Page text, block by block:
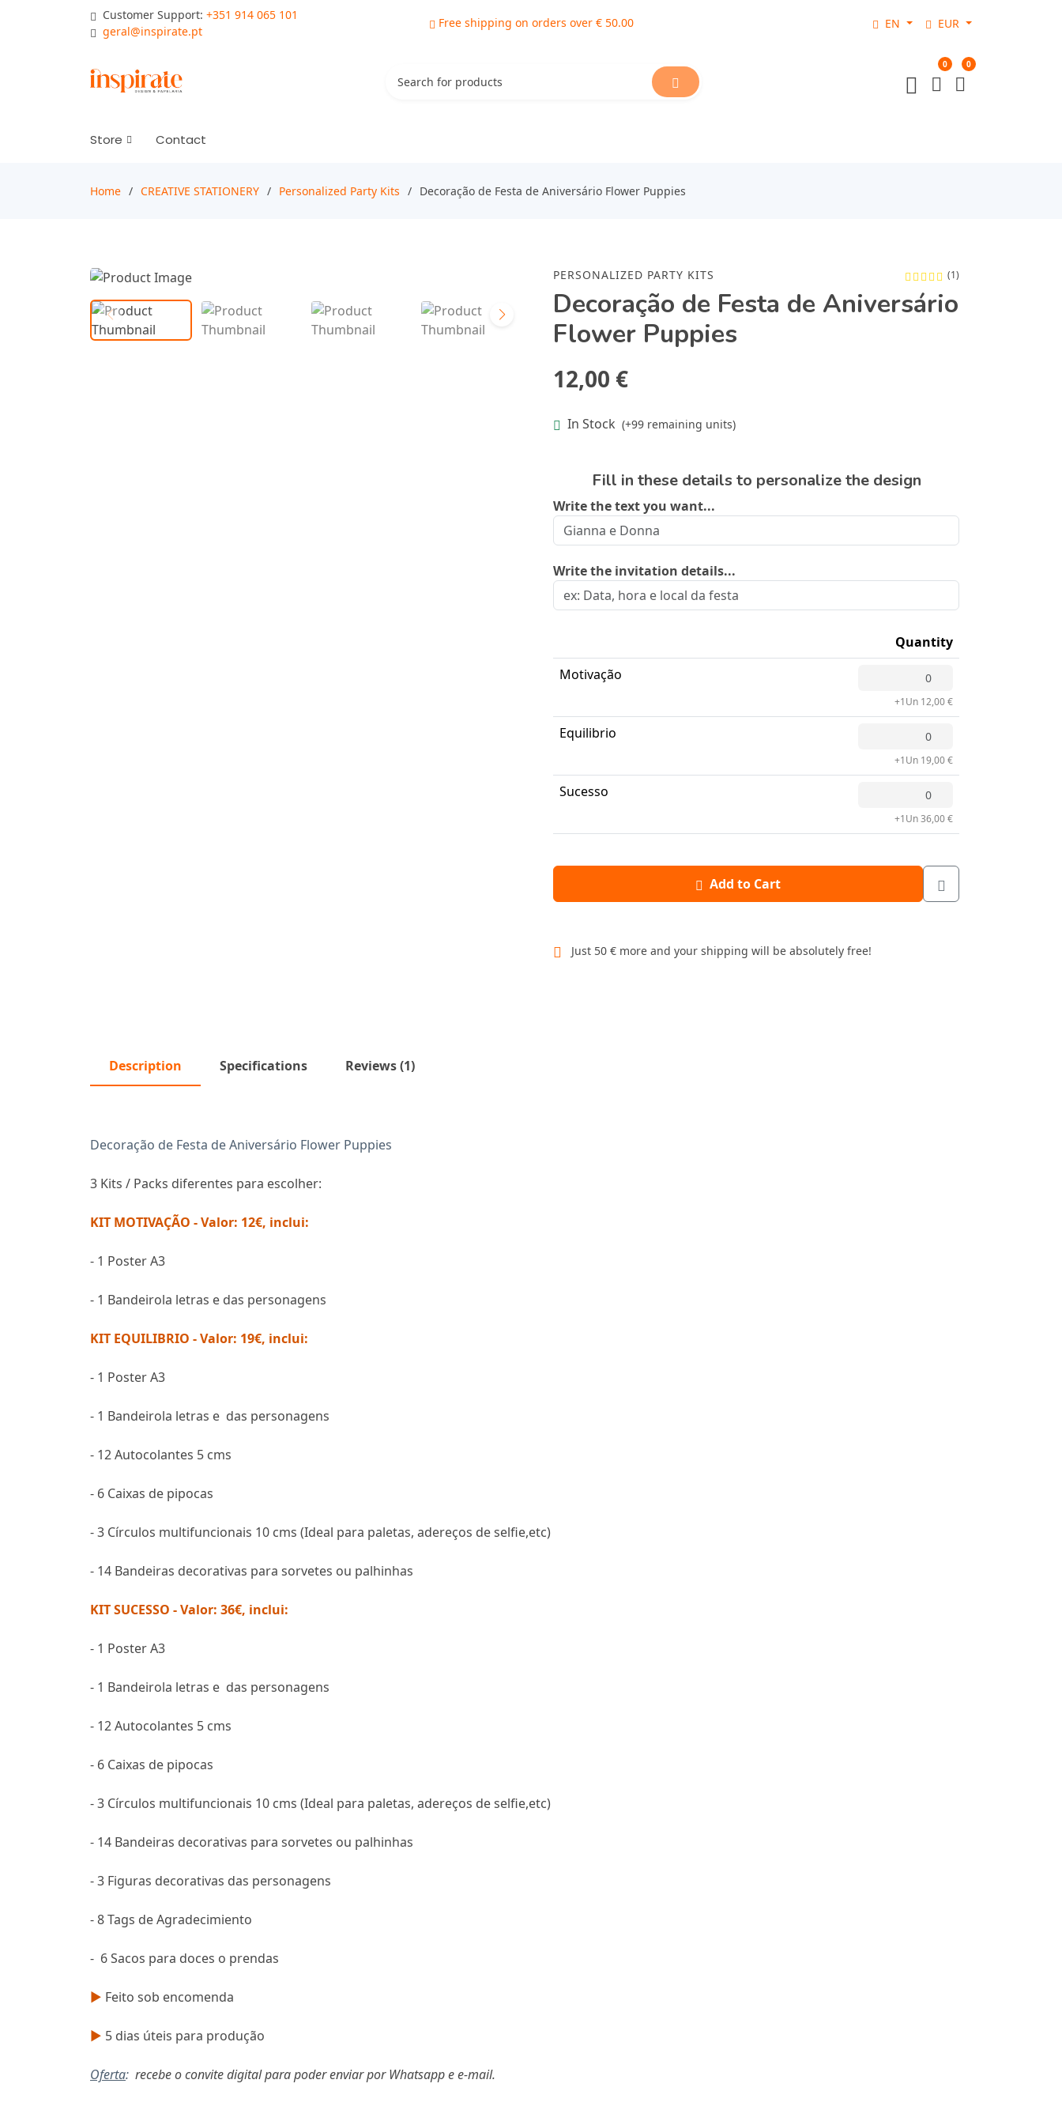
Customer Support: +351 914 065 101
geral@inspirate.pt
EN
EUR
0 0
Store Contact
Home CREATIVE STATIONERY Personalized Party Kits Decoração de Festa de Aniversário Flower Puppies
PERSONALIZED PARTY KITS (1)
Decoração de Festa de Aniversário
Flower Puppies
12,00 €
In Stock (+99 remaining units)
Fill in these details to personalize the design
Write the text you want...
Write the invitation details...
Quantity
Motivação
+1Un 12,00 €
Equilibrio
+1Un 19,00 €
Sucesso
+1Un 36,00 €
Add to Cart
Just 50 € more and your shipping will be absolutely free!
Description Specifications Reviews (1)
Decoração de Festa de Aniversário Flower Puppies
3 Kits / Packs diferentes para escolher:
KIT MOTIVAÇÃO - Valor: 12€, inclui:
- 1 Poster A3
- 1 Bandeirola letras e das personagens
KIT EQUILIBRIO - Valor: 19€, inclui:
- 1 Poster A3
- 1 Bandeirola letras e das personagens
- 12 Autocolantes 5 cms
- 6 Caixas de pipocas
- 3 Círculos multifuncionais 10 cms (Ideal para paletas, adereços de selfie,etc)
- 14 Bandeiras decorativas para sorvetes ou palhinhas
KIT SUCESSO - Valor: 36€, inclui:
- 1 Poster A3
- 1 Bandeirola letras e das personagens
- 12 Autocolantes 5 cms
- 6 Caixas de pipocas
- 3 Círculos multifuncionais 10 cms (Ideal para paletas, adereços de selfie,etc)
- 14 Bandeiras decorativas para sorvetes ou palhinhas
- 3 Figuras decorativas das personagens
- 8 Tags de Agradecimiento
- 6 Sacos para doces o prendas
► Feito sob encomenda
► 5 dias úteis para produção
Oferta: recebe o convite digital para poder enviar por Whatsapp e e-mail.